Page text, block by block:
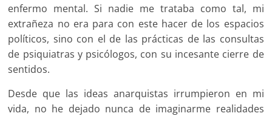
enfermo mental. Si nadie me trataba como tal, mi
extrañeza no era para con este hacer de los espacios
políticos, sino con el de las prácticas de las consultas
de psiquiatras y psicólogos, con su incesante cierre de
sentidos.
Desde que las ideas anarquistas irrumpieron en mi
vida, no he dejado nunca de imaginarme realidades